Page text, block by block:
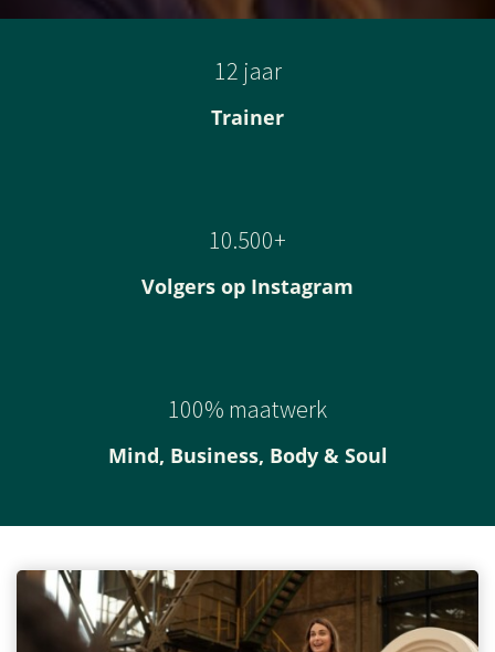
12 jaar
Trainer
10.500+
Volgers op Instagram
100% maatwerk
Mind, Business, Body & Soul